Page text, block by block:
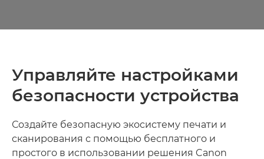
Управляйте настройками
безопасности устройства
Создайте безопасную экосистему печати и
сканирования с помощью бесплатного и
простого в использовании решения Canon